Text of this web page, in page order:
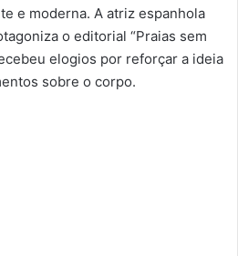
e moderna. A atriz espanhola
o editorial “Praias sem
elogios por reforçar a ideia
sobre o corpo.